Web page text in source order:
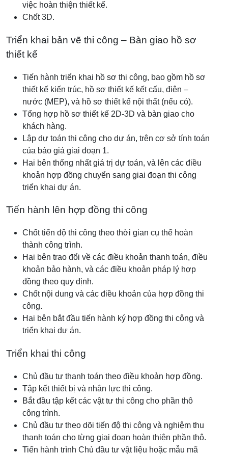
việc hoàn thiện thiết kế.
Chốt 3D.
Triển khai bản vẽ thi công – Bàn giao hồ sơ
thiết kế
Tiến hành triển khai hồ sơ thi công, bao gồm hồ sơ
thiết kế kiến trúc, hồ sơ thiết kế kết cấu, điện –
nước (MEP), và hồ sơ thiết kế nội thất (nếu có).
Tổng hợp hồ sơ thiết kế 2D-3D và bàn giao cho
khách hàng.
Lập dự toán thi công cho dự án, trên cơ sở tính toán
của báo giá giai đoạn 1.
Hai bên thống nhất giá trị dự toán, và lên các điều
khoản hợp đồng chuyển sang giai đoạn thi công
triển khai dự án.
Tiến hành lên hợp đồng thi công
Chốt tiến độ thi công theo thời gian cụ thể hoàn
thành công trình.
Hai bên trao đổi về các điều khoản thanh toán, điều
khoản bảo hành, và các điều khoản pháp lý hợp
đồng theo quy định.
Chốt nội dung và các điều khoản của hợp đồng thi
công.
Hai bên bắt đầu tiến hành ký hợp đồng thi công và
triển khai dự án.
Triển khai thi công
Chủ đầu tư thanh toán theo điều khoản hợp đồng.
Tập kết thiết bị và nhân lực thi công.
Bắt đầu tập kết các vật tư thi công cho phần thô
công trình.
Chủ đầu tư theo dõi tiến độ thi công và nghiệm thu
thanh toán cho từng giai đoạn hoàn thiện phần thô.
Tiến hành trình Chủ đầu tư vật liệu hoặc mẫu mã